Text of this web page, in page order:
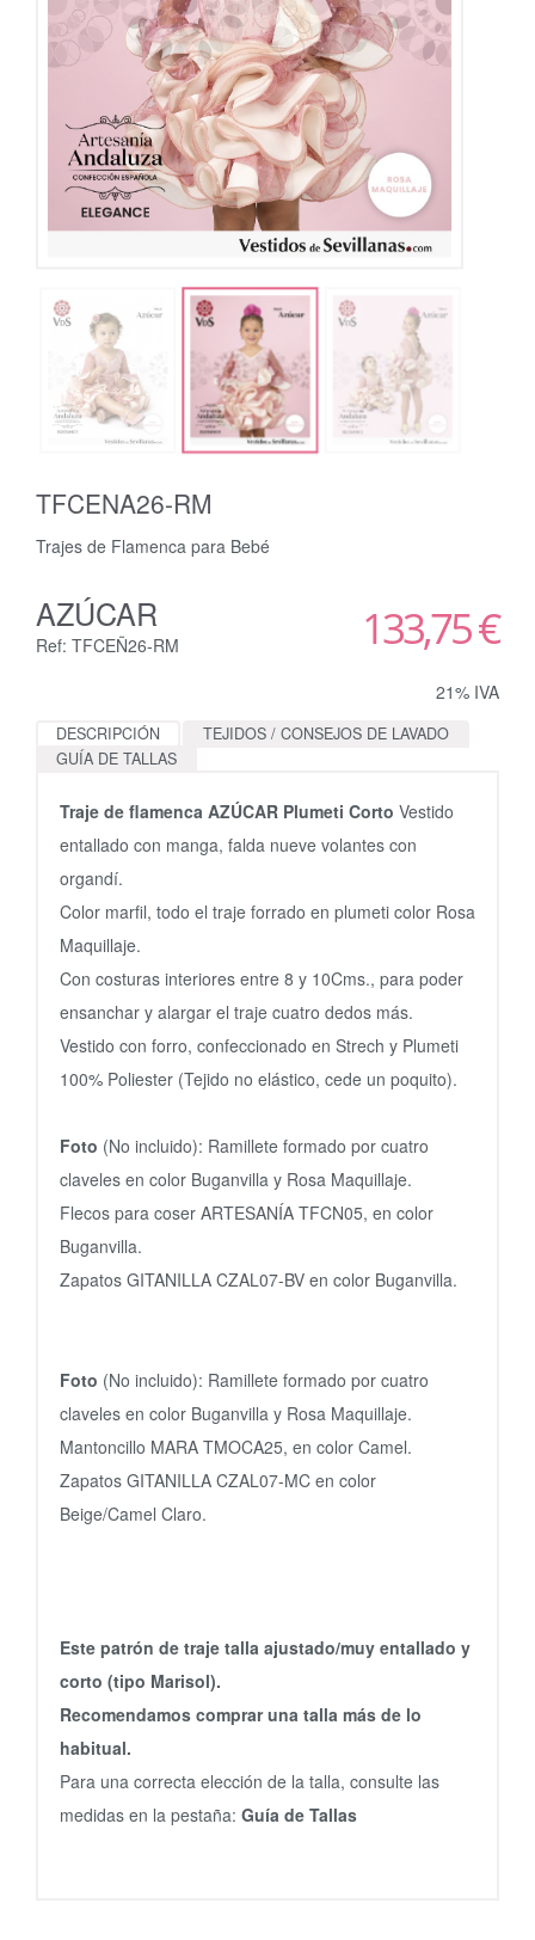
TFCENA26-RM
Trajes de Flamenca para Bebé
AZÚCAR
Ref: TFCEÑ26-RM 133,75 €
21% IVA
DESCRIPCIÓN
TEJIDOS / CONSEJOS DE LAVADO
GUÍA DE TALLAS
Traje de flamenca AZÚCAR Plumeti Corto Vestido
entallado con manga, falda nueve volantes con
organdí.
Color marfil, todo el traje forrado en plumeti color Rosa
Maquillaje.
Con costuras interiores entre 8 y 10Cms., para poder
ensanchar y alargar el traje cuatro dedos más.
Vestido con forro, confeccionado en Strech y Plumeti
100% Poliester (Tejido no elástico, cede un poquito).
Foto (No incluido): Ramillete formado por cuatro
claveles en color Buganvilla y Rosa Maquillaje.
Flecos para coser ARTESANÍA TFCN05, en color
Buganvilla.
Zapatos GITANILLA CZAL07-BV en color Buganvilla.
Foto (No incluido): Ramillete formado por cuatro
claveles en color Buganvilla y Rosa Maquillaje.
Mantoncillo MARA TMOCA25, en color Camel.
Zapatos GITANILLA CZAL07-MC en color
Beige/Camel Claro.
Este patrón de traje talla ajustado/muy entallado y
corto (tipo Marisol).
Recomendamos comprar una talla más de lo
habitual.
Para una correcta elección de la talla, consulte las
medidas en la pestaña: Guía de Tallas